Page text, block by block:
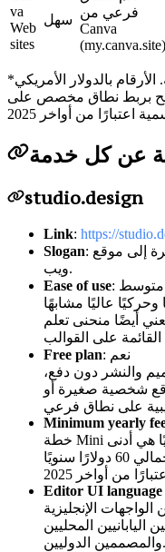
va
Web
sites
سهل فرعي من
Canva
(my.canva.site)
*بالدولار الأمريكي
بربط نطاق مخصص على
عن كل خدمة
studio.design
Link: https://
Slogan: أسهل وأسرع أداة تصميم لتحويل أي فكرة إلى موقع
ويب.
Ease of use : متوسط
عاليًا مشابهًا
أيضًا منحنى تعلم
Free plan
: نعم
والنشر دون دفع،
شخصية صغيرة أو
Minimum yearly
خطة Mini بسعر 5 دولارات شهريًا تُدفع سنويًا هي أدنى
مستوى يدعم ربط نطاق مخصص، بإجمالي 60 دولارًا سنويًا
Editor UI
الإنجليزية
اليابانيين المحليين
والمصممين الدوليين.